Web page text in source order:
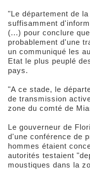
"Le département de
suffisamment
(...) pour conclure
probablement d'une
un communiqué les
Etat le plus peuplé
pays.
"A ce stade, le
de transmission
zone du comté de
Le gouverneur de
d'une conférence de
hommes étaient
autorités testaient
moustiques dans la